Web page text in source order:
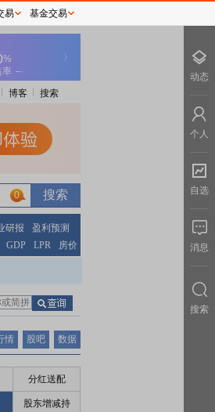
博客 搜索
0
研报
盈利预测
GDP LPR 房价
情 股吧 数据
分红送配
股东增减持
易 基金交易
动态
个人
自选
消息
搜索